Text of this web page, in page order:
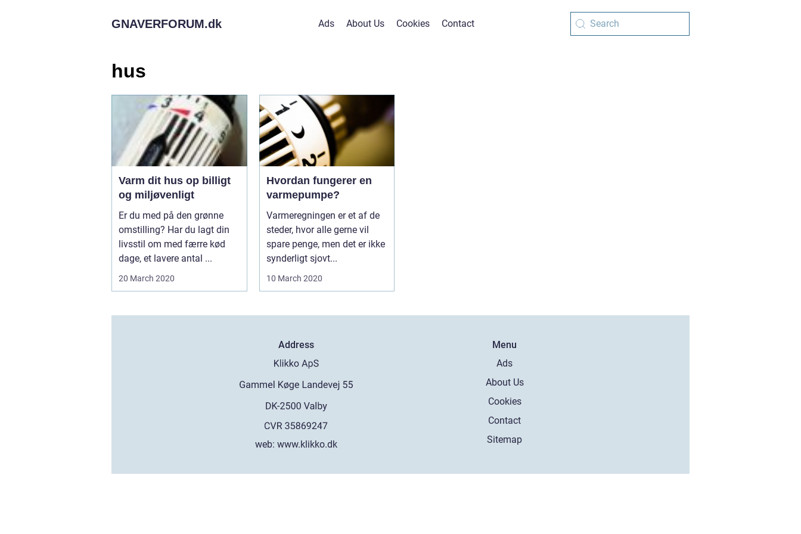
GNAVERFORUM.dk Ads About Us Cookies Contact
hus
Varm dit hus op billigt
og miljøvenligt
Er du med på den grønne
omstilling? Har du lagt din
livsstil om med færre kød
dage, et lavere antal ...
20 March 2020
Hvordan fungerer en
varmepumpe?
Varmeregningen er et af de
steder, hvor alle gerne vil
spare penge, men det er ikke
synderligt sjovt...
10 March 2020
Address
web:www.klikko.dk
Menu
Ads
About Us
Cookies
Contact
Sitemap